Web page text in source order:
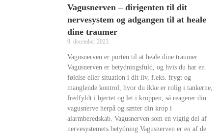
Vagusnerven – dirigenten til dit
nervesystem og adgangen til at heale
dine traumer
9. december 2023
Vagusnerven er porten til at heale dine traumer
Vagusnerven er betydningsfuld, og hvis du har en
følelse eller situation i dit liv, f.eks. frygt og
manglende kontrol, hvor du ikke er rolig i tankerne,
fredfyldt i hjertet og let i kroppen, så reagerer din
vagusnerve herpå og sætter din krop i
alarmberedskab. Vagusnerven som en vigtig del af
nervesystemets betydning Vagusnerven er en af de